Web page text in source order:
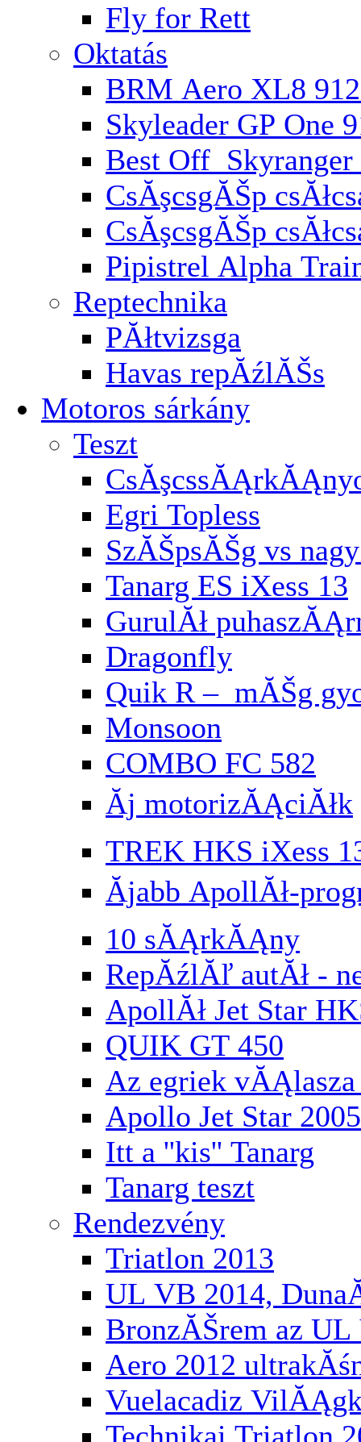
Fly for Rett
Oktatás
BRM Aero XL8
Skyleader GP One
Best Off
CsĂşcsgĂŠp
CsĂşcsgĂŠp
Pipistrel Alpha
Reptechnika
PĂłtvizsga
Havas repĂźlĂŠs
Motoros sárkány
Teszt
Egri Topless
SzĂŠpsĂŠg vs
Tanarg ES iXess 13
GurulĂł
Dragonfly
Quik R – mĂŠg
Monsoon
COMBO FC 582
Ăj motorizĂĄciĂłk
TREK HKS iXess
Ăjabb ApollĂł-
10 sĂĄrkĂĄny
RepĂźlĂľ autĂł -
ApollĂł Jet Star
QUIK GT 450
Az egriek vĂĄlasza
Apollo Jet Star 2005
Itt a ''kis'' Tanarg
Tanarg teszt
Rendezvény
Triatlon 2013
UL VB 2014,
BronzĂŠrem az
Aero 2012
Vuelacadiz